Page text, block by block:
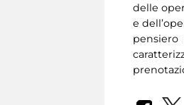
delle
e
pensiero